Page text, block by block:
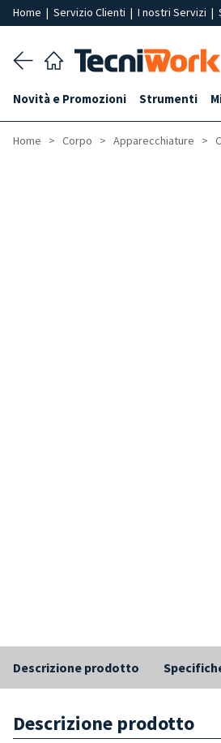
Home | Servizio Clienti | I nostri Servizi |
Novità e Promozioni Strumenti
Home Corpo Apparecchiature
Descrizione prodotto
Descrizione prodotto